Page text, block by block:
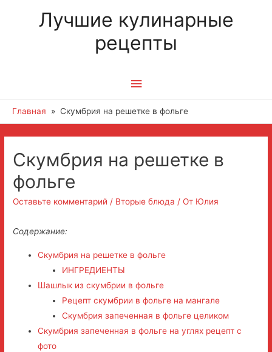
Лучшие кулинарные
рецепты
Главное
меню
Главная Скумбрия на решетке в фольге
Скумбрия на решетке в
фольге
Оставьте комментарий / Вторые блюда / От Юлия
Содержание:
Скумбрия на решетке в фольге
ИНГРЕДИЕНТЫ
Шашлык из скумбрии в фольге
Рецепт скумбрии в фольге на мангале
Скумбрия запеченная в фольге целиком
Скумбрия запеченная в фольге на углях рецепт с
фото
по
записям